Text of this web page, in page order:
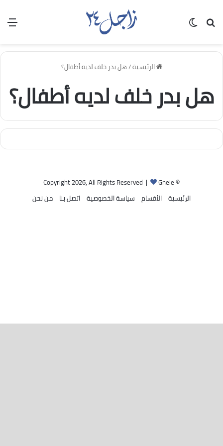
بحث عن
الرئيسية/هل بدر خلف لديه أطفال؟
هل بدر خلف لديه أطفال؟
© Copyright 2026, All Rights Reserved |
Gneie
الرئيسية الأقسام سياسة الخصوصية اتصل بنا من نحن